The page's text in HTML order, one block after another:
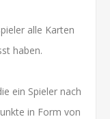
alle Karten
haben.
ein Spieler nach
in Form von